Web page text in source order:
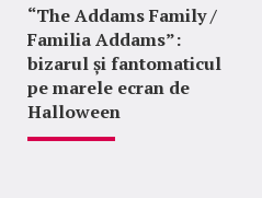
“The Addams Family /
Familia Addams”:
bizarul și fantomaticul
pe marele ecran de
Halloween